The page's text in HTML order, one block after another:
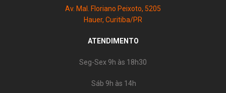
Av. Mal. Floriano Peixoto, 5205
Hauer, Curitiba/PR
ATENDIMENTO
Seg-Sex 9h às 18h30
Sáb 9h às 14h